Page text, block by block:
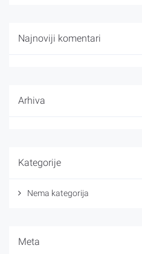
Najnoviji komentari
Arhiva
Kategorije
Nema kategorija
Meta